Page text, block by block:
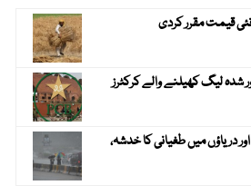
قیمت مقرر کردی
شدہ لیگ کھیلنے والے کرکٹرز
اور دریاؤں میں طغیانی کا خدشہ،